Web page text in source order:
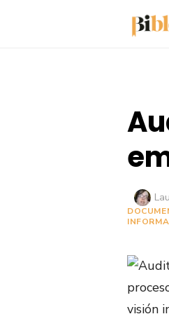
visión